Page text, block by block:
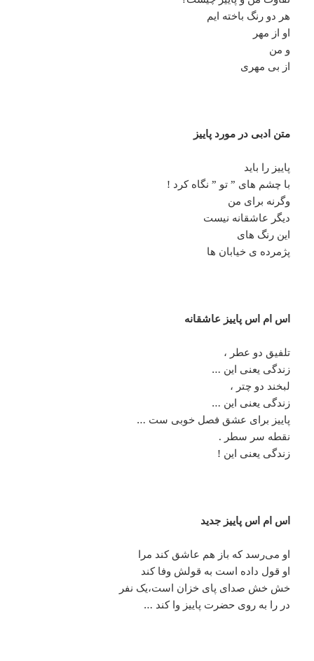
هر دو رنگ باخته ایم
او از مهر
و من
از بی مهری
متن ادبی در مورد پاییز
پاییز را باید
با چشم های ” تو ” نگاه کرد !
وگرنه برای من
دیگر عاشقانه نیست
این رنگ های
پژمرده ی خیابان ها
اس ام اس پاییز عاشقانه
تلفیق دو عطر ،
زندگی یعنی این …
لبخند دو چتر ،
زندگی یعنی این …
پاییز برای عشق فصل خوبی ست …
نقطه سر سطر .
زندگی یعنی این !
اس ام اس پاییز جدید
او می‌رسد که باز هم عاشق کند مرا
او قول داده است به قولش وفا کند
خش خش صدای پای خزان است،یک نفر
در را به روی حضرت پاییز وا کند …